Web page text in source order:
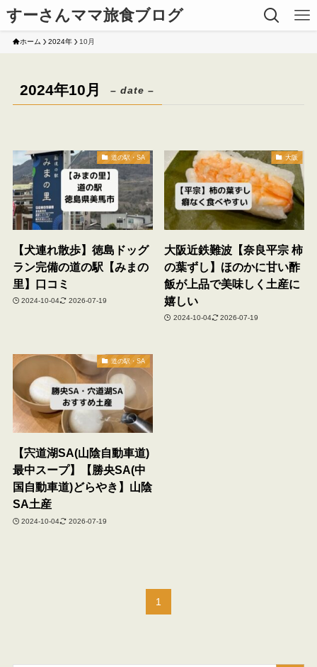
すーさんママ旅食ブログ
ホーム 2024年 10月
2024年10月 – date –
道の駅・SA
【犬連れ散歩】徳島ドッグ
ラン完備の道の駅【みまの
里】口コミ
2024-10-04 2026-07-19
大阪
大阪近鉄難波【奈良平宗 柿
の葉ずし】ほのかに甘い酢
飯が上品で美味しく土産に
嬉しい
2024-10-04 2026-07-19
道の駅・SA
【宍道湖SA(山陰自動車道)
最中スープ】【勝央SA(中
国自動車道)どらやき】山陰
SA土産
2024-10-04 2026-07-19
1